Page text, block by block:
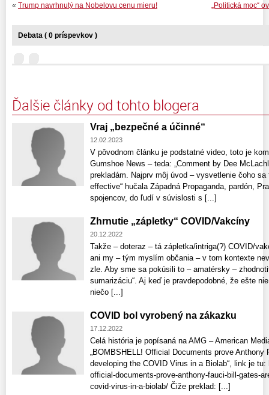
„Politická moc“
« Trump navrhnutý na Nobelovu cenu mieru!
Debata ( 0 príspevkov )
Ďalšie články od tohto blogera
Vraj „bezpečné a účinné“
12.02.2023
V pôvodnom článku je podstatné video, toto je
Gumshoe News – teda: „Comment by Dee
prekladám. Najprv môj úvod – vysvetlenie čoho
effective“ hučala Západná Propaganda, pardón,
spojencov, do ľudí v súvislosti s [...]
Zhrnutie „zápletky“ COVID/Vakcíny
20.12.2022
Takže – doteraz – tá zápletka/intriga(?) COVID/
ani my – tým myslím občania – v tom kontexte
zle. Aby sme sa pokúsili to – amatérsky –
sumarizáciu“. Aj keď je pravdepodobné, že ešte
niečo [...]
COVID bol vyrobený na zákazku
17.12.2022
Celá história je popísaná na AMG – American
„BOMBSHELL! Official Documents prove
developing the COVID Virus in a Biolab“, link je
official-documents-prove-anthony-fauci-bill-gates-
covid-virus-in-a-biolab/ Čiže preklad: [...]